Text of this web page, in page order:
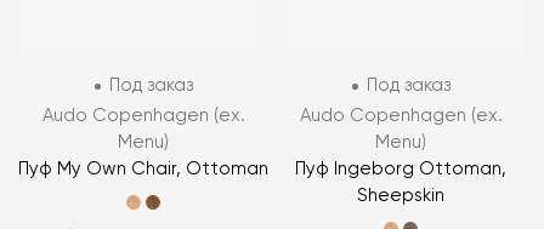
Под заказ
Audo Copenhagen (ex.
Menu)
Пуф My Own Chair, Ottoman
Под заказ
Audo Copenhagen (ex.
Menu)
Пуф Ingeborg Ottoman,
Sheepskin